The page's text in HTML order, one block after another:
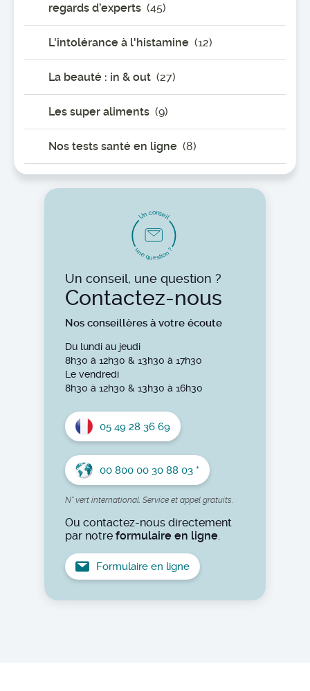
regards d’experts (45)
L'intolérance à l'histamine (12)
La beauté : in & out (27)
Les super aliments (9)
Nos tests santé en ligne (8)
unequestion?
Unconse
i
l
Un conseil, une question ?
Contactez-nous
Nos conseillères à votre écoute
Du lundi au jeudi
8h30 à 12h30 & 13h30 à 17h30
Le vendredi
8h30 à 12h30 & 13h30 à 16h30
05 49 28 36 69
00 800 00 30 88 03 *
N° vert international. Service et appel gratuits.
Ou contactez-nous directement
par notre formulaire en ligne.
Formulaire en ligne